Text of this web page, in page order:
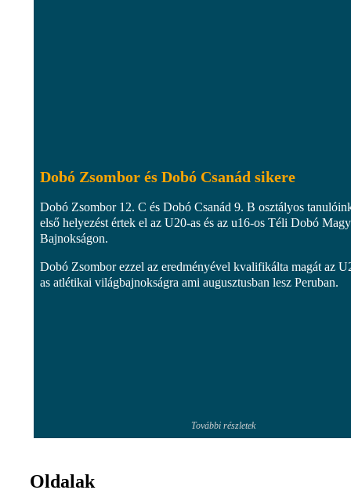
Dobó Zsombor és Dobó Csanád sikere
Dobó Zsombor 12. C és Dobó Csanád 9. B osztályos
első helyezést értek el az U20-as és az u16-os Téli Dobó
Bajnokságon.
Dobó Zsombor ezzel az eredményével kvalifikálta magát az
as atlétikai világbajnokságra ami augusztusban lesz Peruban.
További részletek
Oldalak